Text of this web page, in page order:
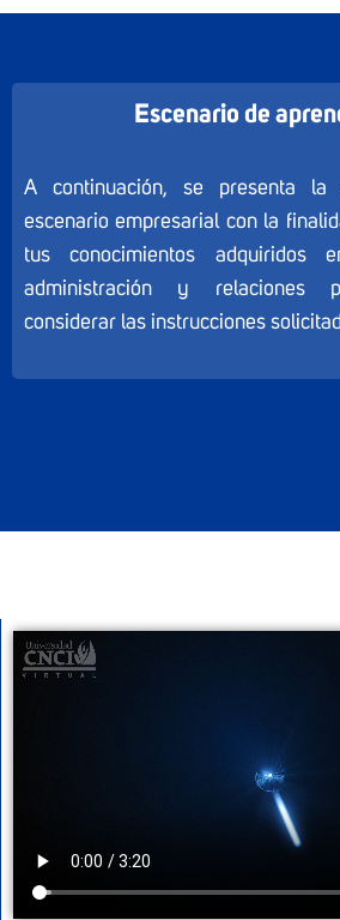
Escenario de
A continuación, se presenta la
escenario empresarial con la
tus conocimientos adquiridos
administración y relaciones
considerar las instrucciones